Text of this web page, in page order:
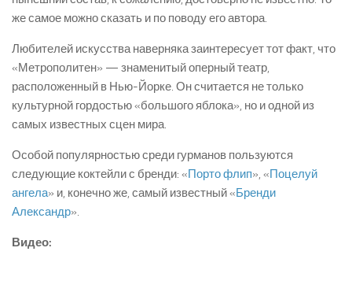
же самое можно сказать и по поводу его автора.
Любителей искусства наверняка заинтересует тот факт, что
«Метрополитен» — знаменитый оперный театр,
расположенный в Нью-Йорке. Он считается не только
культурной гордостью «большого яблока», но и одной из
самых известных сцен мира.
Особой популярностью среди гурманов пользуются
следующие коктейли с бренди: «Порто флип», «Поцелуй
ангела» и, конечно же, самый известный «Бренди
Александр».
Видео: